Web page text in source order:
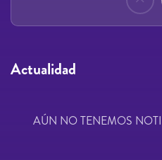
Actualidad
AÚN NO TENEMOS